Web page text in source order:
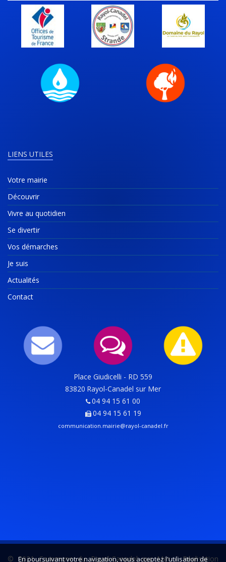
LIENS UTILES
Votre mairie
Découvrir
Vivre au quotidien
Se divertir
Vos démarches
Je suis
Actualités
Contact
Place Giudicelli - RD 559
83820 Rayol-Canadel sur Mer
04 94 15 61 00
04 94 15 61 19
communication.mairie@rayol-canadel.fr
© 2021 Commune du Rayol-Canadel sur Mer -Réalisation
En poursuivant votre navigation, vous acceptez l'utilisation de